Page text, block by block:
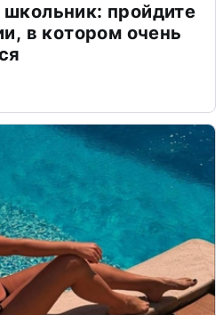
пройдите
в котором очень